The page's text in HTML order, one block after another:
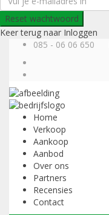
Reset wachtwoord
Keer terug naar Inloggen
085 - 06 06 650
Home
Verkoop
Aankoop
Aanbod
Over ons
Partners
Recensies
Contact